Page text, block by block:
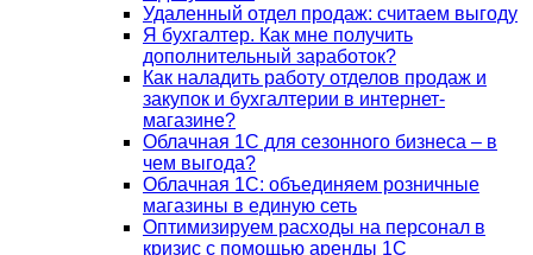
Удаленный отдел продаж: считаем выгоду
Я бухгалтер. Как мне получить
дополнительный заработок?
Как наладить работу отделов продаж и
закупок и бухгалтерии в интернет-
магазине?
Облачная 1С для сезонного бизнеса – в
чем выгода?
Облачная 1С: объединяем розничные
магазины в единую сеть
Оптимизируем расходы на персонал в
кризис с помощью аренды 1С